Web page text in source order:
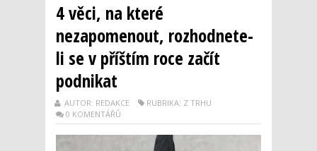
4 věci, na které
nezapomenout, rozhodnete-
li se v příštím roce začít
podnikat
AUTOR: REDAKCE
RUBRIKA: Z TRHU
0 KOMENTÁŘŮ